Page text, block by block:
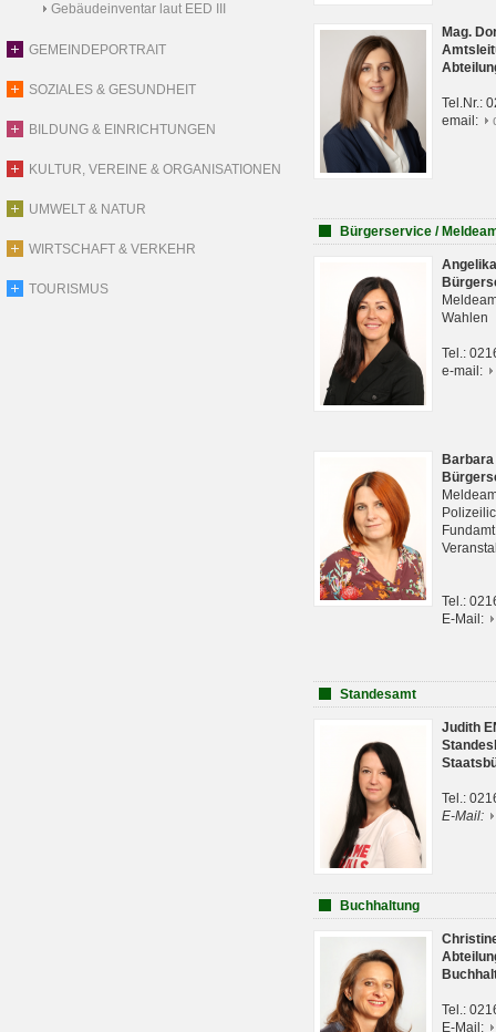
Gebäudeinventar laut EED III
GEMEINDEPORTRAIT
SOZIALES & GESUNDHEIT
BILDUNG & EINRICHTUNGEN
KULTUR, VEREINE & ORGANISATIONEN
UMWELT & NATUR
WIRTSCHAFT & VERKEHR
TOURISMUS
Mag.
Tel.Nr.:
email:
Bürgerservice /
Wahlen
Tel.:
e-mail:
Tel.:
E-Mail:
Standesamt
Judith
Tel.:
E-Mail:
Buchhaltung
Tel.:
E-Mail: